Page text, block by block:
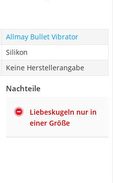
Allmay Bullet Vibrator
Silikon
Keine Herstellerangabe
Nachteile
Liebeskugeln nur in
einer Größe